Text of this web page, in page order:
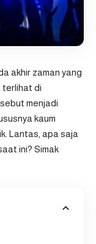
akhir zaman yang
terlihat di
menjadi
kaum
Lantas, apa saja
ini? Simak